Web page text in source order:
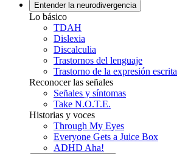
Entender la neurodivergencia
Lo básico
TDAH
Dislexia
Discalculia
Trastornos del lenguaje
Trastorno de la expresión escrita
Reconocer las señales
Señales y síntomas
Take N.O.T.E.
Historias y voces
Through My Eyes
Everyone Gets a Juice Box
ADHD Aha!